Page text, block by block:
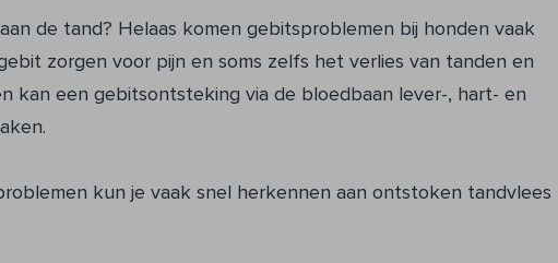
de tand? Helaas komen gebitsproblemen bij honden vaak
zorgen voor pijn en soms zelfs het verlies van tanden en
kan een gebitsontsteking via de bloedbaan lever-, hart- en
kun je vaak snel herkennen aan ontstoken tandvlees